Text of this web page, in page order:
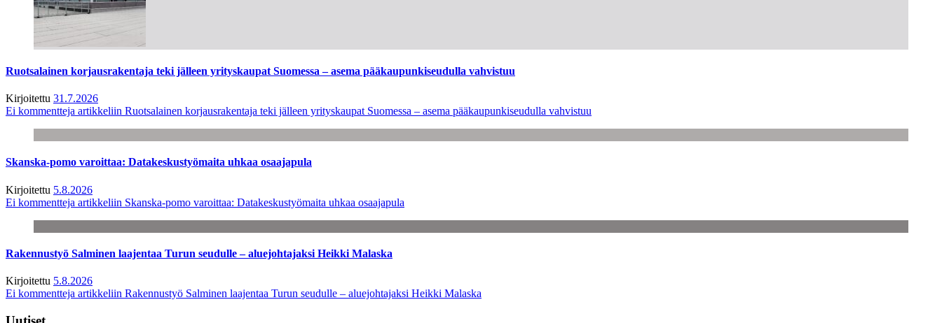
Ruotsalainen korjausrakentaja teki jälleen yrityskaupat Suomessa – asema pääkaupunkiseudulla vahvistuu
Kirjoitettu 31.7.2026
Ei kommentteja artikkeliin Ruotsalainen korjausrakentaja teki jälleen yrityskaupat Suomessa – asema pääkaupunkiseudulla vahvistuu
Skanska-pomo varoittaa: Datakeskustyömaita uhkaa osaajapula
Kirjoitettu 5.8.2026
Ei kommentteja artikkeliin Skanska-pomo varoittaa: Datakeskustyömaita uhkaa osaajapula
Rakennustyö Salminen laajentaa Turun seudulle – aluejohtajaksi Heikki Malaska
Kirjoitettu 5.8.2026
Ei kommentteja artikkeliin Rakennustyö Salminen laajentaa Turun seudulle – aluejohtajaksi Heikki Malaska